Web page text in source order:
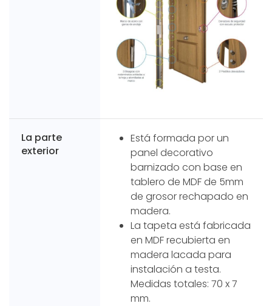
La parte
exterior
Está formada por un
panel decorativo
barnizado con base en
tablero de MDF de 5mm
de grosor rechapado en
madera.
La tapeta está fabricada
en MDF recubierta en
madera lacada para
instalación a testa.
Medidas totales: 70 x 7
mm.